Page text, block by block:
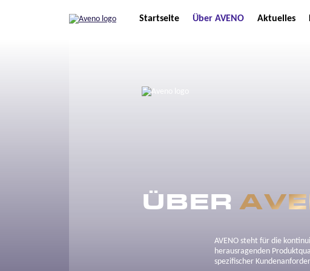
Startseite Über AVENO Aktuelles
ÜBER
AVENO steht für die
herausragenden
spezifischer